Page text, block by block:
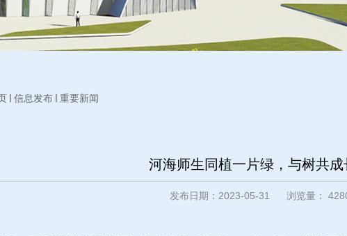
信息发布 重要新闻
河海师生同植一片绿，与树共成
发布日期：2023-05-31 浏览量：